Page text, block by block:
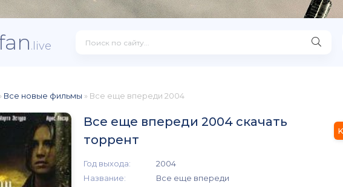
.live
Все новые фильмы » Все еще впереди 2004
Все еще впереди 2004 скачать
торрент
Год выхода:
2004
Название:
Все еще впереди